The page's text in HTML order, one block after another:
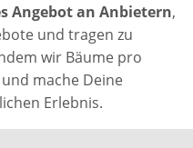
Angebot an Anbietern,
und tragen zu
wir Bäume pro
mache Deine
Erlebnis.